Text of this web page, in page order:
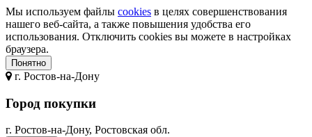
Мы используем файлы cookies в целях совершенствования
нашего веб-сайта, а также повышения удобства его
использования. Отключить cookies вы можете в настройках
браузера.
Понятно
г. Ростов-на-Дону
Город покупки
г. Ростов-на-Дону, Ростовская обл.